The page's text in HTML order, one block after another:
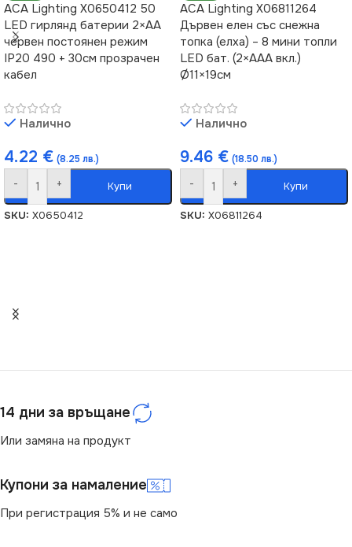
ACA Lighting X0650412 50
LED гирлянд батерии 2×AA
червен постоянен режим
IP20 490 + 30см прозрачен
кабел
Налично
4.22 € (8.25 лв.)
- + Купи
SKU: X0650412
ACA Lighting X06811264
Дървен елен със снежна
топка (елха) – 8 мини топли
LED бат. (2×AAA вкл.)
Ø11×19см
Налично
9.46 € (18.50 лв.)
- + Купи
SKU: X06811264
14 дни за връщане
Или замяна на продукт
Купони за намаление
При регистрация 5% и не само